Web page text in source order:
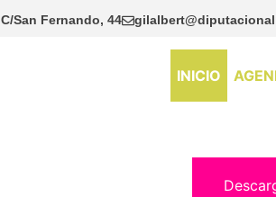
C/San Fernando, 44
INICIO